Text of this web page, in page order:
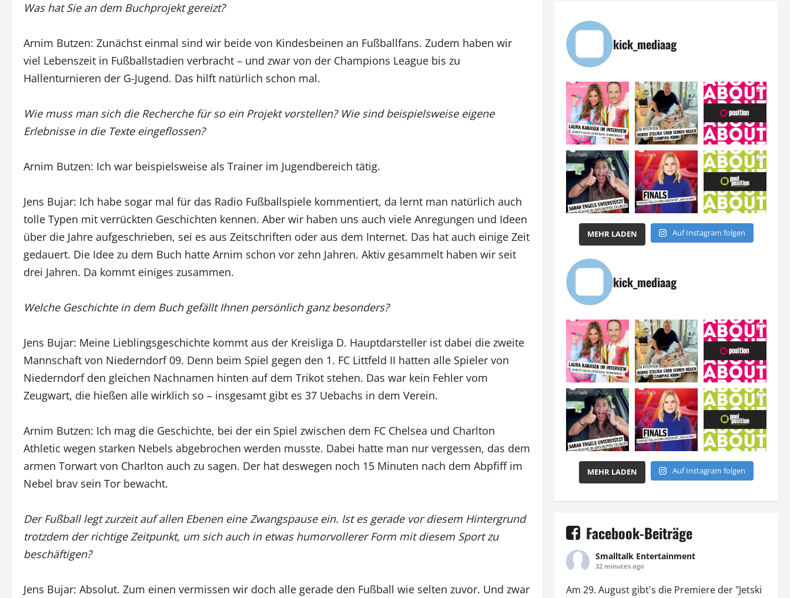
Was hat Sie an dem Buchprojekt gereizt?
Arnim Butzen: Zunächst einmal sind wir beide von Kindesbeinen an Fußballfans. Zudem haben wir
viel Lebenszeit in Fußballstadien verbracht – und zwar von der Champions League bis zu
Hallenturnieren der G-Jugend. Das hilft natürlich schon mal.
Wie muss man sich die Recherche für so ein Projekt vorstellen? Wie sind beispielsweise eigene
Erlebnisse in die Texte eingeflossen?
Arnim Butzen: Ich war beispielsweise als Trainer im Jugendbereich tätig.
Jens Bujar: Ich habe sogar mal für das Radio Fußballspiele kommentiert, da lernt man natürlich auch
tolle Typen mit verrückten Geschichten kennen. Aber wir haben uns auch viele Anregungen und Ideen
über die Jahre aufgeschrieben, sei es aus Zeitschriften oder aus dem Internet. Das hat auch einige Zeit
gedauert. Die Idee zu dem Buch hatte Arnim schon vor zehn Jahren. Aktiv gesammelt haben wir seit
drei Jahren. Da kommt einiges zusammen.
Welche Geschichte in dem Buch gefällt Ihnen persönlich ganz besonders?
Jens Bujar: Meine Lieblingsgeschichte kommt aus der Kreisliga D. Hauptdarsteller ist dabei die zweite
Mannschaft von Niederndorf 09. Denn beim Spiel gegen den 1. FC Littfeld II hatten alle Spieler von
Niederndorf den gleichen Nachnamen hinten auf dem Trikot stehen. Das war kein Fehler vom
Zeugwart, die hießen alle wirklich so – insgesamt gibt es 37 Uebachs in dem Verein.
Arnim Butzen: Ich mag die Geschichte, bei der ein Spiel zwischen dem FC Chelsea und Charlton
Athletic wegen starken Nebels abgebrochen werden musste. Dabei hatte man nur vergessen, das dem
armen Torwart von Charlton auch zu sagen. Der hat deswegen noch 15 Minuten nach dem Abpfiff im
Nebel brav sein Tor bewacht.
Der Fußball legt zurzeit auf allen Ebenen eine Zwangspause ein. Ist es gerade vor diesem Hintergrund
trotzdem der richtige Zeitpunkt, um sich auch in etwas humorvollerer Form mit diesem Sport zu
beschäftigen?
Jens Bujar: Absolut. Zum einen vermissen wir doch alle gerade den Fußball wie selten zuvor. Und zwar
kick_mediaag
MEHR LADEN Auf Instagram folgen
kick_mediaag
MEHR LADEN Auf Instagram folgen
Facebook-Beiträge
Smalltalk Entertainment
32 minutes ago
Am 29. August gibt's die Premiere der "Jetski